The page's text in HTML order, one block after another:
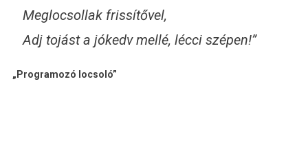
Meglocsollak frissítővel,
Adj tojást a jókedv mellé, lécci szépen!”
„Programozó locsoló”